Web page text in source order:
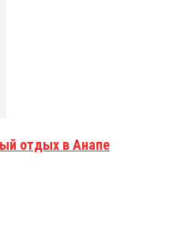
отдых в Анапе